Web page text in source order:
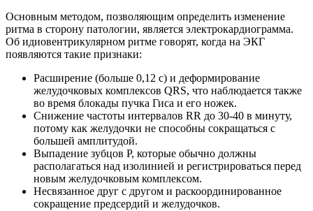
Основным методом, позволяющим определить изменение
ритма в сторону патологии, является электрокардиограмма.
Об идиовентрикулярном ритме говорят, когда на ЭКГ
появляются такие признаки:
Расширение (больше 0,12 с) и деформирование
желудочковых комплексов QRS, что наблюдается также
во время блокады пучка Гиса и его ножек.
Снижение частоты интервалов RR до 30-40 в минуту,
потому как желудочки не способны сокращаться с
большей амплитудой.
Выпадение зубцов Р, которые обычно должны
располагаться над изолинией и регистрироваться перед
новым желудочковым комплексом.
Несвязанное друг с другом и раскоординированное
сокращение предсердий и желудочков.